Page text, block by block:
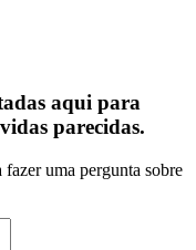
aqui para
parecidas.
uma pergunta sobre